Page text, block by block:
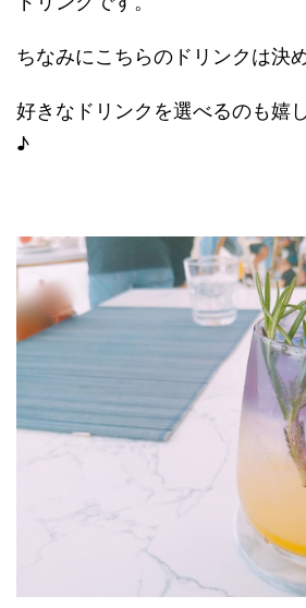
ちなみにこちらのドリンクは決
好きなドリンクを選べるのも嬉
♪